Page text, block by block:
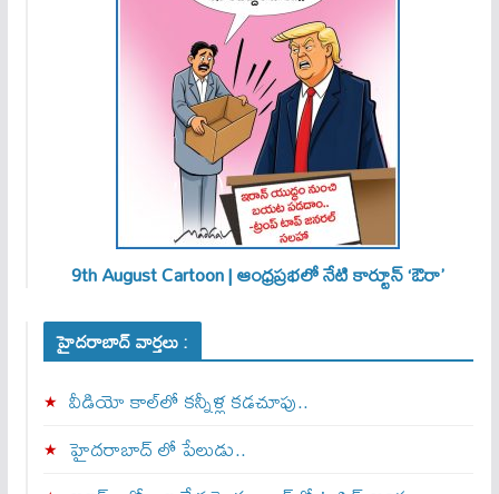
9th August Cartoon | ఆంధ్రప్రభలో నేటి కార్టూన్ ‘ఔరా’
హైదరాబాద్ వార్తలు :
వీడియో కాల్‌లో కన్నీళ్ల కడచూపు..
హైదరాబాద్ లో పేలుడు..